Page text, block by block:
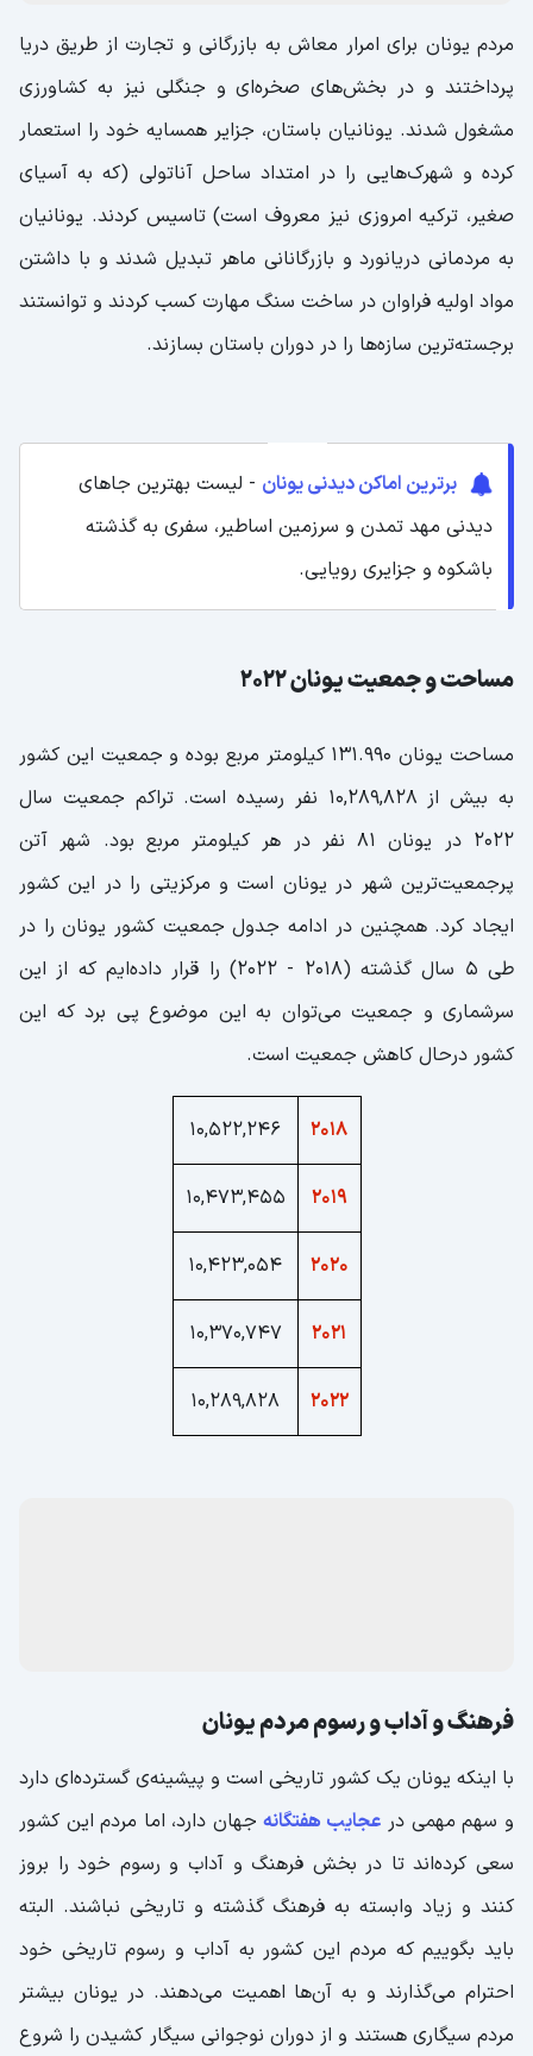
مردم یونان برای امرار معاش به بازرگانی و تجارت از طریق دریا
پرداختند و در بخش‌های صخره‌ای و جنگلی نیز به کشاورزی
مشغول شدند. یونانیان باستان، جزایر همسایه خود را استعمار
کرده و شهرک‌هایی را در امتداد ساحل آناتولی (که به آسیای
صغیر، ترکیه امروزی نیز معروف است) تاسیس کردند. یونانیان
به مردمانی دریانورد و بازرگانانی ماهر تبدیل شدند و با داشتن
مواد اولیه فراوان در ساخت سنگ مهارت کسب کردند و توانستند
برجسته‌ترین سازه‌ها را در دوران باستان بسازند.
برترین اماکن دیدنی یونان - لیست بهترین جاهای
دیدنی مهد تمدن و سرزمین اساطیر، سفری به گذشته
باشکوه و جزایری رویایی.
مساحت و جمعیت یونان 2022
مساحت یونان ۱۳۱.۹۹۰ کیلومتر مربع بوده و جمعیت این کشور
به بیش از 10,289,828 نفر رسیده است. تراکم جمعیت سال
2022 در یونان 81 نفر در هر کیلومتر مربع بود. شهر آتن
پرجمعیت‌ترین شهر در یونان است و مرکزیتی را در این کشور
ایجاد کرد. همچنین در ادامه جدول جمعیت کشور یونان را در
طی 5 سال گذشته (2018 - 2022) را قرار داده‌ایم که از این
سرشماری و جمعیت می‌توان به این موضوع پی برد که این
کشور درحال کاهش جمعیت است.
2018
10,522,246
2019
10,473,455
2020
10,423,054
2021
10,370,747
2022
10,289,828
فرهنگ و آداب و رسوم مردم یونان
با اینکه یونان یک کشور تاریخی است و پیشینه‌ی گسترده‌ای دارد
و سهم مهمی در عجایب هفتگانهجهان دارد، اما مردم این کشور
سعی کرده‌اند تا در بخش فرهنگ و آداب و رسوم خود را بروز
کنند و زیاد وابسته به فرهنگ گذشته و تاریخی نباشند. البته
باید بگوییم که مردم این کشور به آداب و رسوم تاریخی خود
احترام می‌گذارند و به آن‌ها اهمیت می‌دهند. در یونان بیشتر
مردم سیگاری هستند و از دوران نوجوانی سیگار کشیدن را شروع